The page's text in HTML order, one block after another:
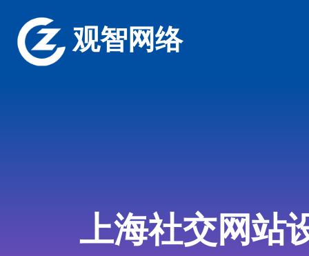
观智网络
上海社交网站